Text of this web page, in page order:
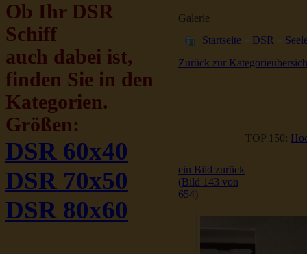
Ob Ihr DSR
Schiff
auch dabei ist,
finden Sie in den
Kategorien.
Größen:
DSR 60x40
DSR 70x50
DSR 80x60
Galerie
Startseite » DSR »
Zurück zur
TOP 150:
ein Bild zurück
(Bild 143 von
654)